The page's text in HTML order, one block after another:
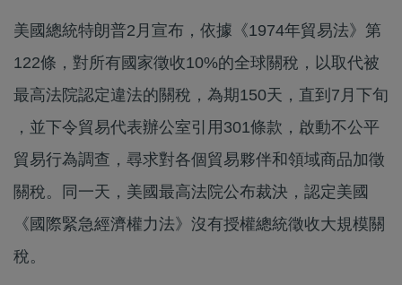
美國總統特朗普2月宣布，依據《1974年貿易法》第
122條，對所有國家徵收10%的全球關稅，以取代被
最高法院認定違法的關稅，為期150天，直到7月下旬
，並下令貿易代表辦公室引用301條款，啟動不公平
貿易行為調查，尋求對各個貿易夥伴和領域商品加徵
關稅。同一天，美國最高法院公布裁決，認定美國
《國際緊急經濟權力法》沒有授權總統徵收大規模關
稅。